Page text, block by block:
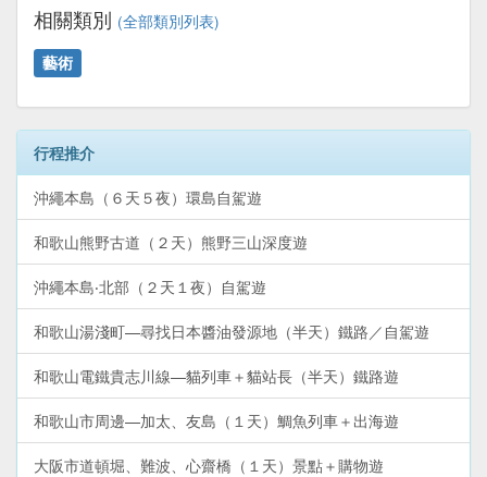
相關類別 (全部類別列表)
藝術
行程推介
沖繩本島（６天５夜）環島自駕遊
和歌山熊野古道（２天）熊野三山深度遊
沖繩本島‧北部（２天１夜）自駕遊
和歌山湯淺町—尋找日本醬油發源地（半天）鐵路／自駕遊
和歌山電鐵貴志川線—貓列車＋貓站長（半天）鐵路遊
和歌山市周邊—加太、友島（１天）鯛魚列車＋出海遊
大阪市道頓堀、難波、心齋橋（１天）景點＋購物遊